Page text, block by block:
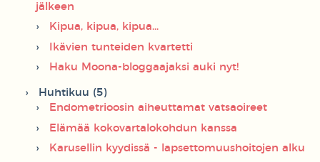
jälkeen
Kipua, kipua, kipua...
Ikävien tunteiden kvartetti
Haku Moona-bloggaajaksi auki nyt!
Huhtikuu (5)
Endometrioosin aiheuttamat vatsaoireet
Elämää kokovartalokohdun kanssa
Karusellin kyydissä - lapsettomuushoitojen alku